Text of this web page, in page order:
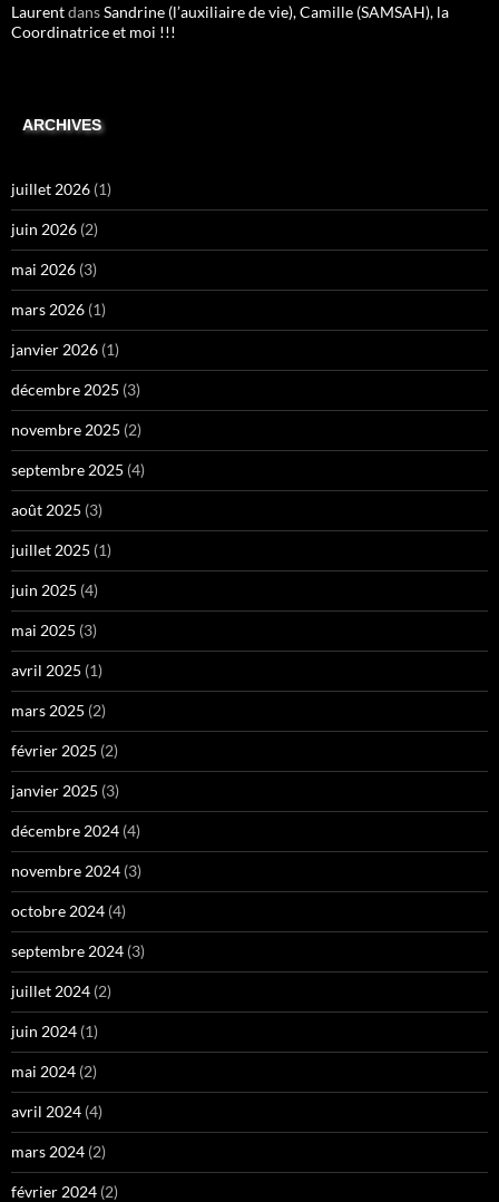
LaurentdansSandrine (l’auxiliaire de vie), Camille (SAMSAH), la
Coordinatrice et moi !!!
ARCHIVES
juillet 2026 (1)
juin 2026 (2)
mai 2026 (3)
mars 2026 (1)
janvier 2026 (1)
décembre 2025 (3)
novembre 2025 (2)
septembre 2025 (4)
août 2025 (3)
juillet 2025 (1)
juin 2025 (4)
mai 2025 (3)
avril 2025 (1)
mars 2025 (2)
février 2025 (2)
janvier 2025 (3)
décembre 2024 (4)
novembre 2024 (3)
octobre 2024 (4)
septembre 2024 (3)
juillet 2024 (2)
juin 2024 (1)
mai 2024 (2)
avril 2024 (4)
mars 2024 (2)
février 2024 (2)